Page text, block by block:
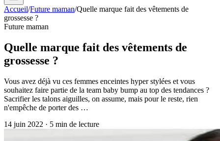
Accueil/Future maman/Quelle marque fait des vêtements de
grossesse ?
Future maman
Quelle marque fait des vêtements de
grossesse ?
Vous avez déjà vu ces femmes enceintes hyper stylées et vous
souhaitez faire partie de la team baby bump au top des tendances ?
Sacrifier les talons aiguilles, on assume, mais pour le reste, rien
n'empêche de porter des …
14 juin 2022 · 5 min de lecture